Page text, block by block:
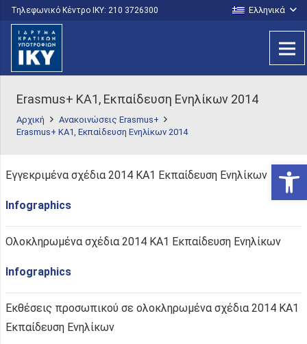
Τηλεφωνικό Κέντρο IKY: 210 3726300 Ελληνικά
Erasmus+ KA1, Εκπαίδευση Ενηλίκων 2014
Αρχική
Ανακοινώσεις Erasmus+
Erasmus+ KA1, Εκπαίδευση Ενηλίκων 2014
Εγγεκριμένα σχέδια 2014 ΚΑ1 Εκπαίδευση Ενηλίκων
Infographics
Ολοκληρωμένα σχέδια 2014 ΚΑ1 Εκπαίδευση Ενηλίκων
Infographics
Εκθέσεις προσωπικού σε ολοκληρωμένα σχέδια 2014 ΚΑ1
Εκπαίδευση Ενηλίκων